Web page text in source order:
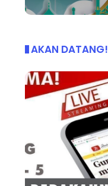
AKAN DATANG!